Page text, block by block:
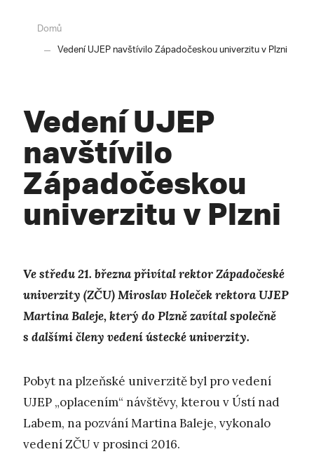
Domů
Vedení UJEP navštívilo Západočeskou univerzitu v Plzni
Vedení UJEP
navštívilo
Západočeskou
univerzitu v Plzni
Ve středu 21. března přivítal rektor Západočeské
univerzity (ZČU) Miroslav Holeček rektora UJEP
Martina Baleje, který do Plzně zavítal společně
s dalšími členy vedení ústecké univerzity.
Pobyt na plzeňské univerzitě byl pro vedení
UJEP „oplacením“ návštěvy, kterou v Ústí nad
Labem, na pozvání Martina Baleje, vykonalo
vedení ZČU v prosinci 2016.